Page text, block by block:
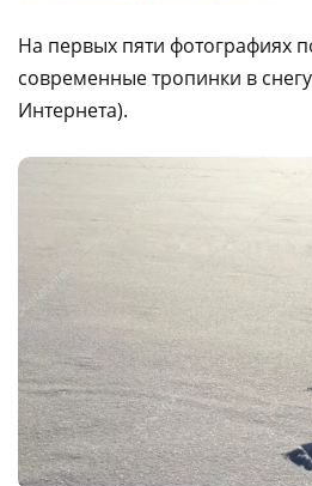
На первых пяти фотографиях
современные тропинки в
Интернета).